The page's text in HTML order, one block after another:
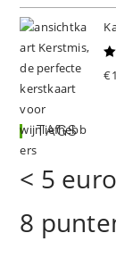
€
TAGS
< 5 euro
8